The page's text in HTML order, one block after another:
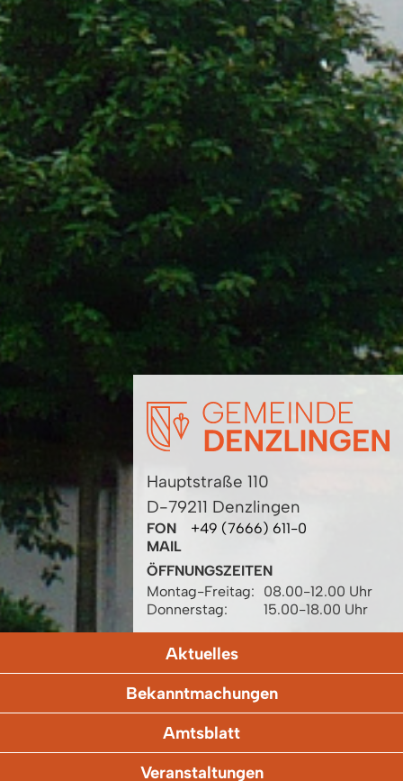
Hauptstraße 110
D-79211 Denzlingen
FON
+49 (7666) 611-0
MAIL
ÖFFNUNGSZEITEN
Montag-Freitag:
08.00-12.00 Uhr
Donnerstag:
15.00-18.00 Uhr
Aktuelles
Bekanntmachungen
Amtsblatt
Veranstaltungen